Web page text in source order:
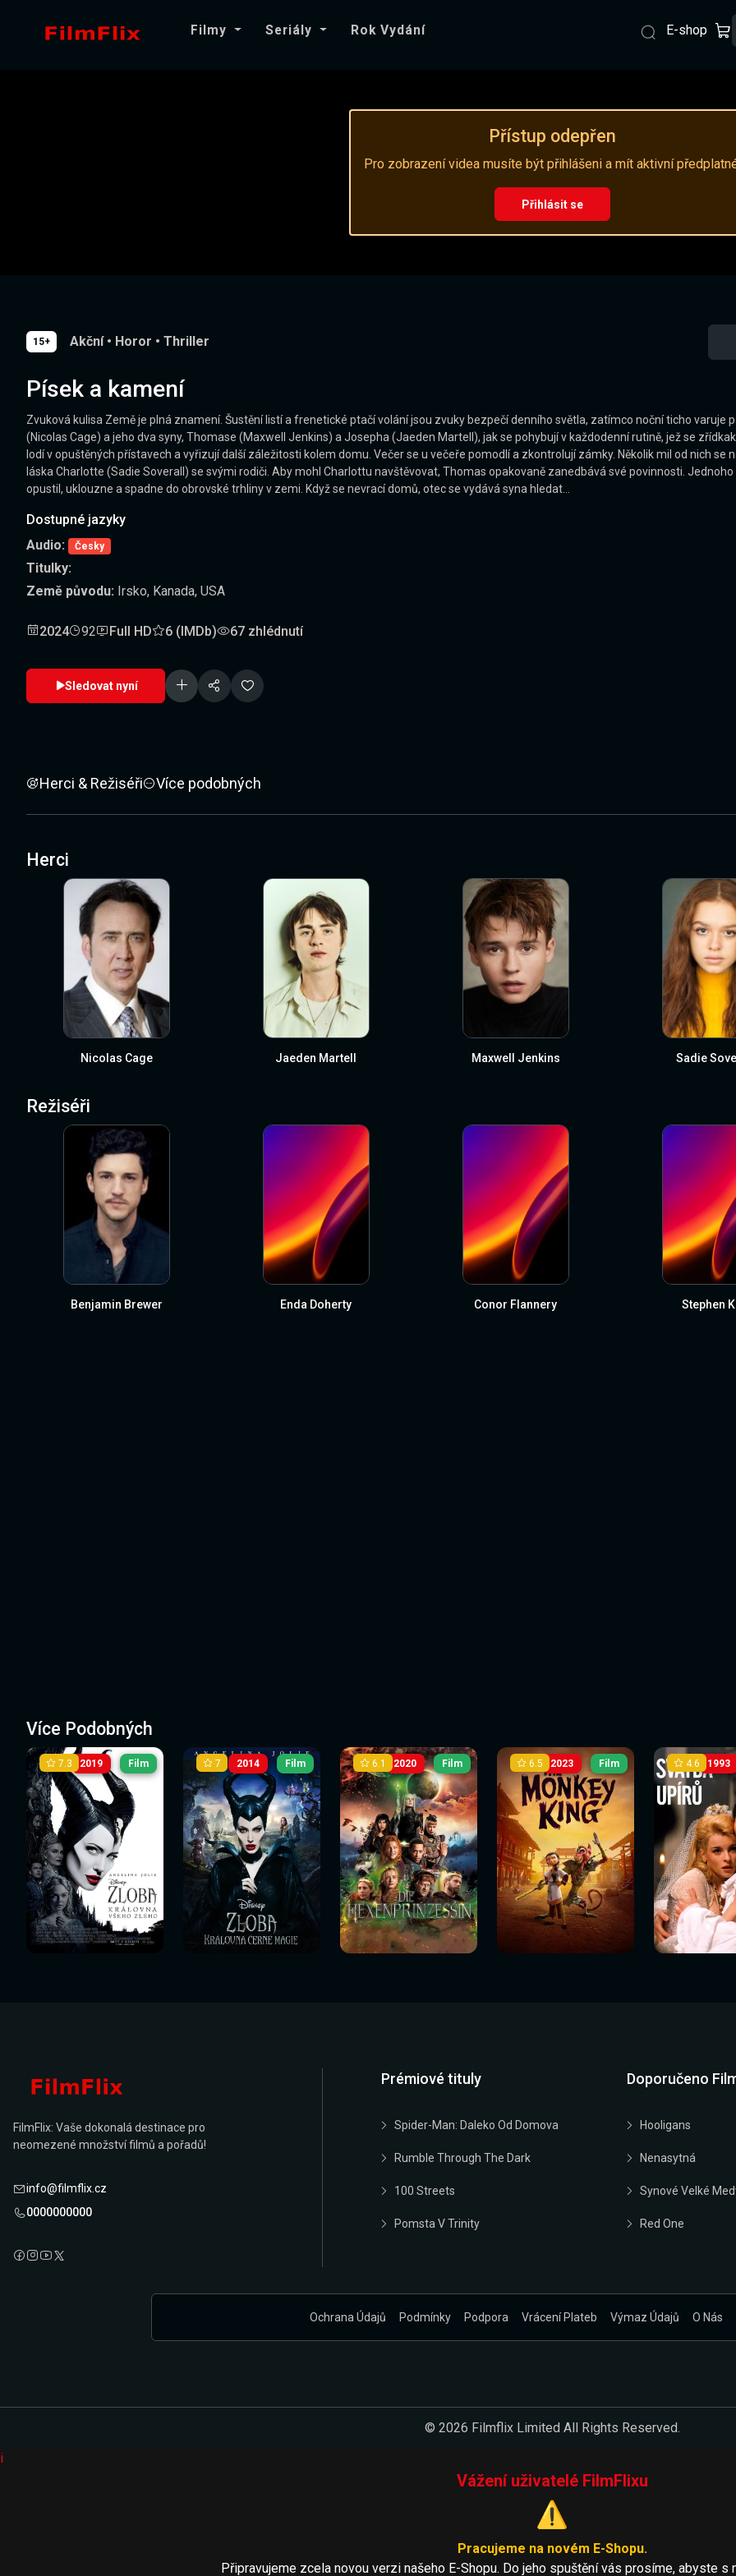
Filmy Seriály Rok Vydání E-shop
Přístup odepřen
Pro zobrazení videa musíte být přihlášeni a mít aktivní
Přihlásit se
15+ Akční • Horor • Thriller
Písek a kamení
Zvuková kulisa Země je plná znamení. Šustění listí a frenetické ptačí volání jsou zvuky bezpečí denního světla, zatímco noční ticho
(Nicolas Cage) a jeho dva syny, Thomase (Maxwell Jenkins) a Josepha (Jaeden Martell), jak se pohybují v každodenní rutině, jež se
lodí v opuštěných přístavech a vyřizují další záležitosti kolem domu. Večer se u večeře pomodlí a zkontrolují zámky. Několik mil od nich
láska Charlotte (Sadie Soverall) se svými rodiči. Aby mohl Charlottu navštěvovat, Thomas opakovaně zanedbává své povinnosti.
opustil, uklouzne a spadne do obrovské trhliny v zemi. Když se nevrací domů, otec se vydává syna hledat...
Dostupné jazyky
Audio:
Česky
Titulky:
Země původu: Irsko, Kanada, USA
2024 92 Full HD 6 (IMDb) 67 zhlédnutí
Sledovat nyní
Herci & Režiséři Více podobných
Herci
Nicolas Cage Jaeden Martell Maxwell Jenkins Sadie
Režiséři
Benjamin Brewer Enda Doherty Conor Flannery Stephen
Více Podobných
2019
Sledovat
nyní
7.3 Film
Sledovat nyní
2014
Sledovat
nyní
7 Film
Sledovat nyní
2020
Sledovat
nyní
6.1 Film
Sledovat nyní
2023
Sledovat
6.5 Film 1993
Sledovat
nyní
4.6
Sledovat
FilmFlix: Vaše dokonalá destinace pro
neomezené množství filmů a pořadů!
info@filmflix.cz
0000000000
Prémiové tituly
Spider-Man: Daleko Od Domova
Rumble Through The Dark
100 Streets
Pomsta V Trinity
Doporučeno
Hooligans
Nenasytná
Synové Velké
Red One
Ochrana Údajů Podmínky Podpora Vrácení Plateb Výmaz Údajů O Nás
© 2026 Filmflix Limited All Rights Reserved.
i
Vážení uživatelé FilmFlixu
⚠️
Pracujeme na novém E-Shopu.
Připravujeme zcela novou verzi našeho E-Shopu. Do jeho spuštění vás prosíme, abyste s